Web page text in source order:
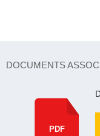
DOCUMENTS
PDF